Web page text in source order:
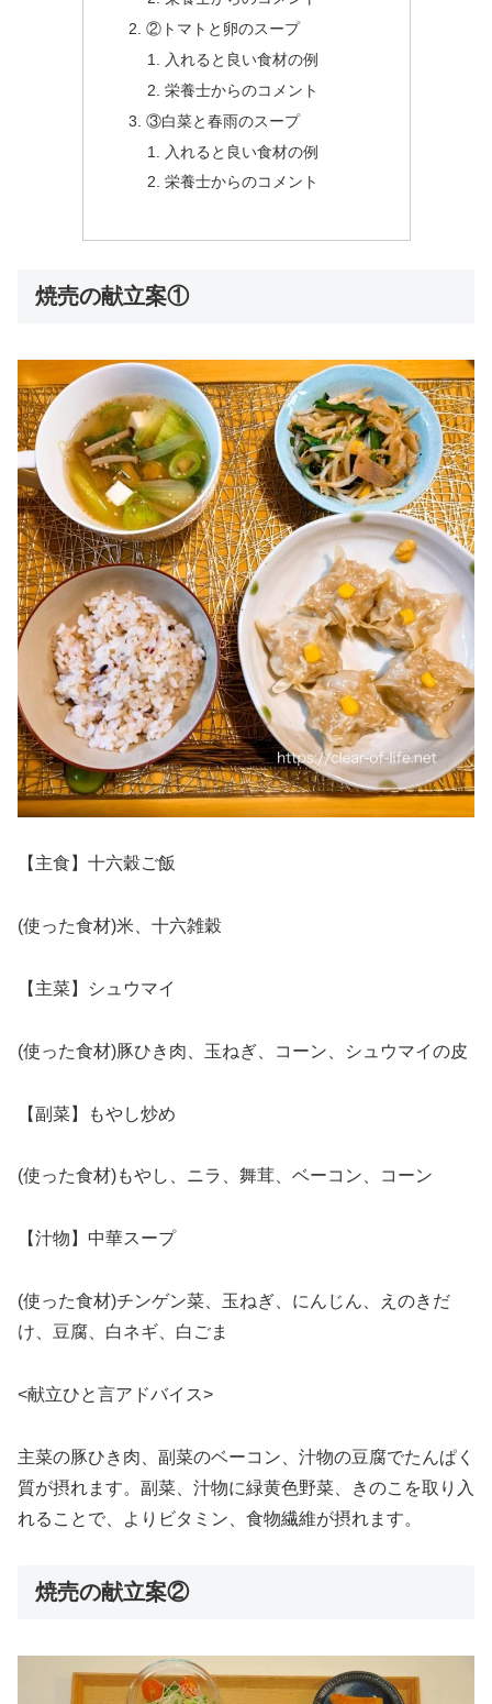
②トマトと卵のスープ
入れると良い食材の例
栄養士からのコメント
③白菜と春雨のスープ
入れると良い食材の例
栄養士からのコメント
焼売の献立案①
【主食】十六穀ご飯
(使った食材)米、十六雑穀
【主菜】シュウマイ
(使った食材)豚ひき肉、玉ねぎ、コーン、シュウマイの皮
【副菜】もやし炒め
(使った食材)もやし、ニラ、舞茸、ベーコン、コーン
【汁物】中華スープ
(使った食材)チンゲン菜、玉ねぎ、にんじん、えのきだ
け、豆腐、白ネギ、白ごま
<献立ひと言アドバイス>
主菜の豚ひき肉、副菜のベーコン、汁物の豆腐でたんぱく
質が摂れます。副菜、汁物に緑黄色野菜、
きのこを取り入
れることで、よりビタミン、食物繊維が摂れます。
焼売の献立案②